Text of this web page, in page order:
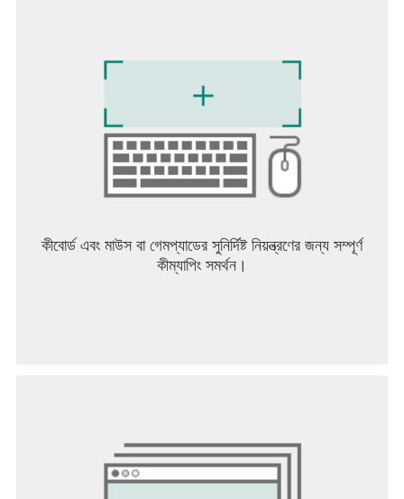
কীবোর্ড এবং মাউস বা গেমপ্যাডের সুনির্দিষ্ট নিয়ন্ত্রণের জন্য সম্পূর্ণ
কীম্যাপিং সমর্থন।